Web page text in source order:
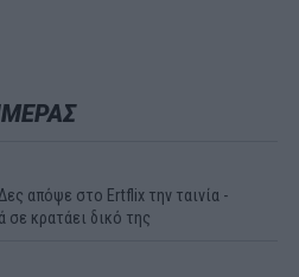
απόψε στο Ertflix την ταινία -
σε κρατάει δικό της